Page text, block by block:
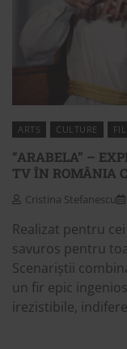
ARTS CULTURE
“ARABELA” –
TV ÎN ROMÂNIA
Cristina Stefanescu
Realizat pentru
savuros pentru
Scenariștii
un fir epic
irezistibile,